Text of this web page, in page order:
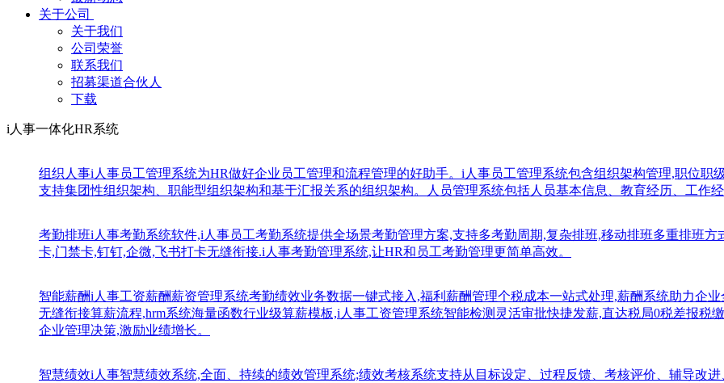
关于公司
关于我们
公司荣誉
联系我们
招募渠道合伙人
下载
i人事一体化HR系统
组织人事i人事员工管理系统为HR做好企业员工管理和流程管理的好助手。i人事员工管理系统包含组织架构管理,职位
支持集团性组织架构、职能型组织架构和基于汇报关系的组织架构。人员管理系统包括人员基本信息、教育经历、工作
考勤排班i人事考勤系统软件,i人事员工考勤系统提供全场景考勤管理方案,支持多考勤周期,复杂排班,移动排班多重排班
卡,门禁卡,钉钉,企微,飞书打卡无缝衔接.i人事考勤管理系统,让HR和员工考勤管理更简单高效。
智能薪酬i人事工资薪酬薪资管理系统考勤绩效业务数据一键式接入,福利薪酬管理个税成本一站式处理,薪酬系统助力企
无缝衔接算薪流程,hrm系统海量函数行业级算薪模板,i人事工资管理系统智能检测灵活审批快捷发薪,直达税局0税差报
企业管理决策,激励业绩增长。
智慧绩效i人事智慧绩效系统,全面、持续的绩效管理系统;绩效考核系统支持从目标设定、过程反馈、考核评价、辅导改